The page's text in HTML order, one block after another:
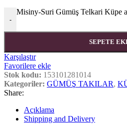
-
Misiny-Suri Gümüş Telkari Küpe
SEPETE
Karşılaştır
Favorilere ekle
Stok kodu: 153101281014
Kategoriler: GÜMÜŞ TAKILAR,
Share:
Açıklama
Shipping and Delivery